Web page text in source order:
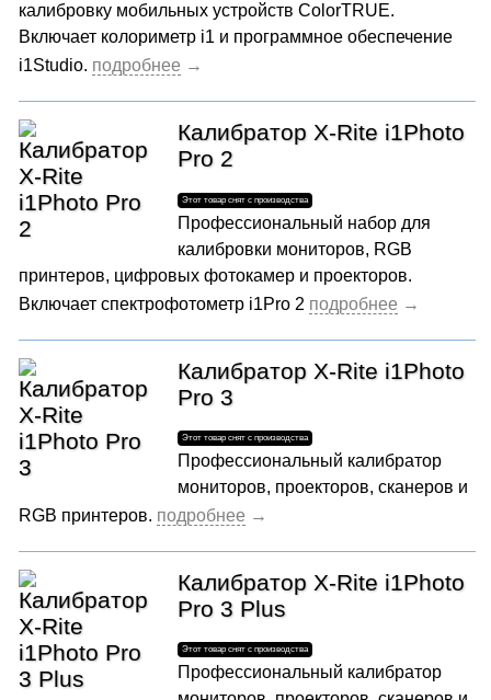
калибровку мобильных устройств ColorTRUE.
Включает колориметр i1 и программное обеспечение
i1Studio.
Калибратор X-Rite i1Photo
Pro 2
Профессиональный набор для
калибровки мониторов, RGB
принтеров, цифровых фотокамер и проекторов.
Включает спектрофотометр i1Pro 2
Калибратор X-Rite i1Photo
Pro 3
Профессиональный калибратор
мониторов, проекторов, сканеров и
RGB принтеров.
Калибратор X-Rite i1Photo
Pro 3 Plus
Профессиональный калибратор